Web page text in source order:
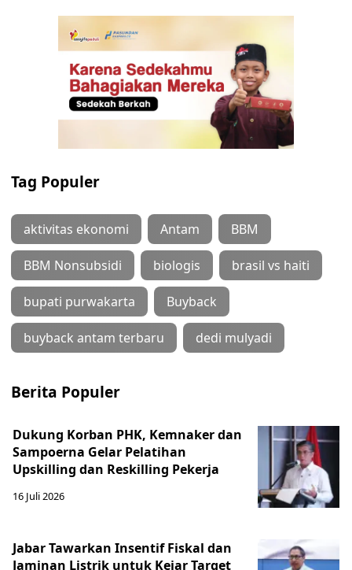
Tag Populer
aktivitas ekonomi Antam BBM
BBM Nonsubsidi biologis brasil vs haiti
bupati purwakarta Buyback
buyback antam terbaru dedi mulyadi
Berita Populer
Dukung Korban PHK, Kemnaker dan
Sampoerna Gelar Pelatihan
Upskilling dan Reskilling Pekerja
16 Juli 2026
Jabar Tawarkan Insentif Fiskal dan
Jaminan Listrik untuk Kejar Target